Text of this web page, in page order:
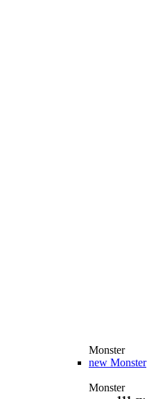
Monster
new Monster
Monster